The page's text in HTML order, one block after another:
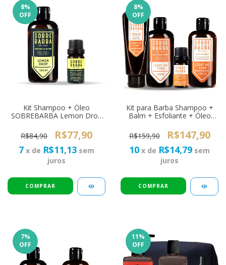
8%
OFF
Kit Shampoo + Óleo
SOBREBARBA Lemon Drop
R$84,90
R$77,90
7 x de R$11,13 sem
juros
8%
OFF
Kit para Barba Shampoo +
Balm + Esfoliante + Óleo
R$159,90
R$147,90
10 x de R$14,79 sem
juros
7%
OFF
11%
OFF